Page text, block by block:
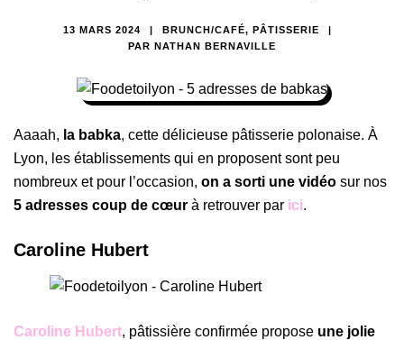
13 MARS 2024 BRUNCH/CAFÉ, PÂTISSERIE
PAR NATHAN BERNAVILLE
Aaaah, la babka, cette délicieuse pâtisserie polonaise. À
Lyon, les établissements qui en proposent sont peu
nombreux et pour l’occasion, on a sorti une vidéo sur nos
5 adresses coup de cœur à retrouver par ici.
Caroline Hubert
Caroline Hubert, pâtissière confirmée propose une jolie